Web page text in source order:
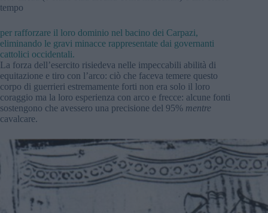
tempo
per rafforzare il loro dominio nel bacino dei Carpazi,
eliminando le gravi minacce rappresentate dai governanti
cattolici occidentali.
La forza dell’esercito risiedeva nelle impeccabili abilità di
equitazione e tiro con l’arco: ciò che faceva temere questo
corpo di guerrieri estremamente forti non era solo il loro
coraggio ma la loro esperienza con arco e frecce: alcune fonti
sostengono che avessero una precisione del 95% mentre
cavalcare.